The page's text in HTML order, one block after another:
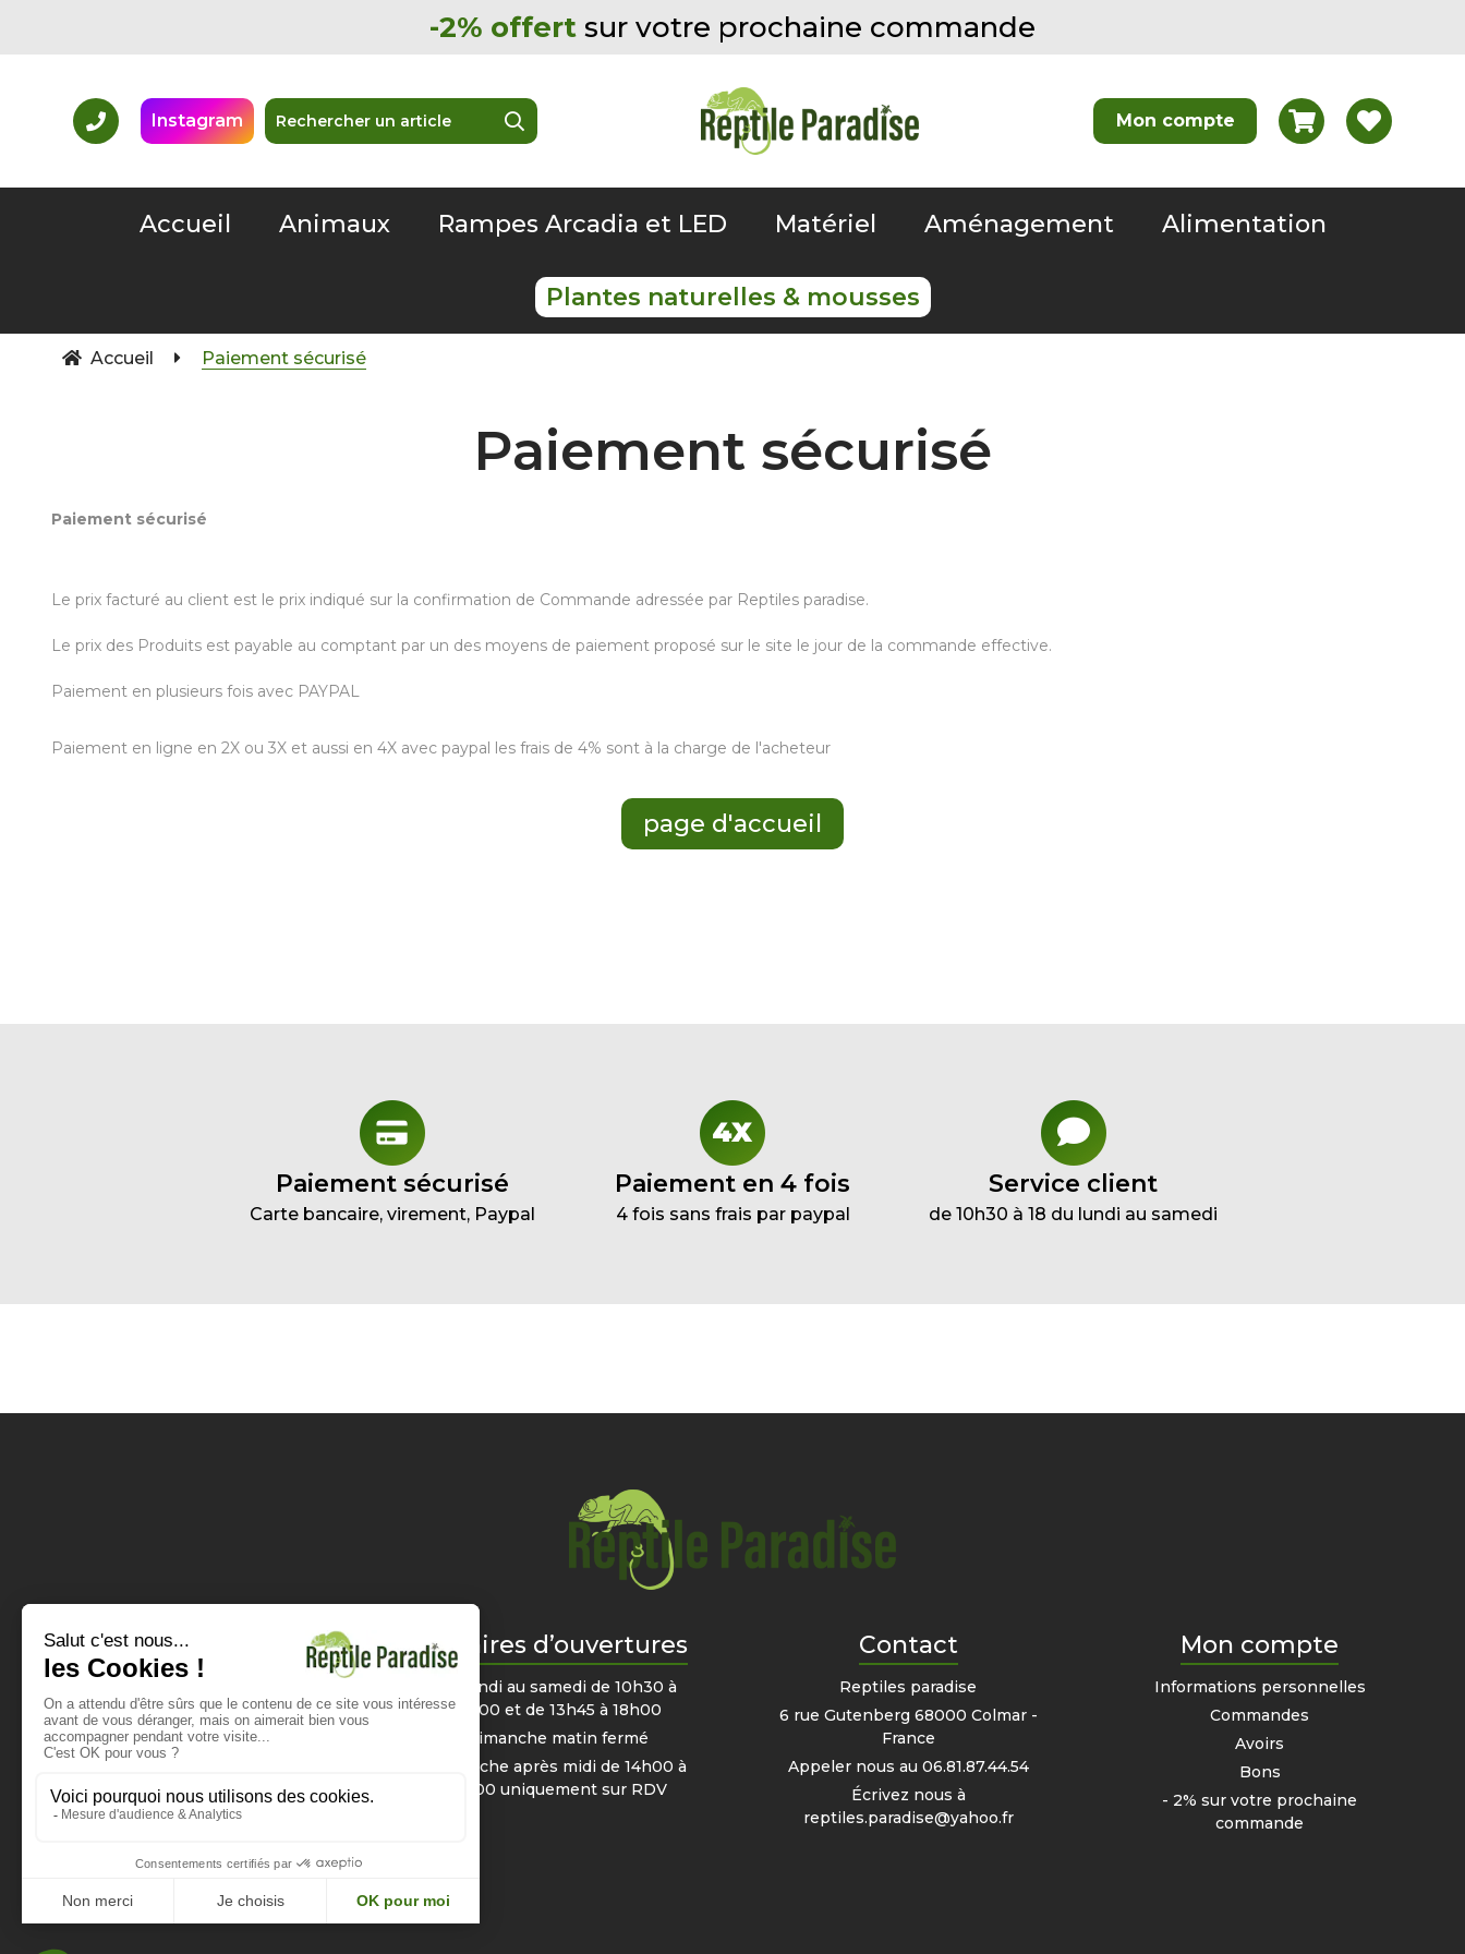
Instagram
Accueil Animaux Rampes Arcadia et LED Matériel Aménagement Alimentation
Plantes naturelles & mousses
Accueil Paiement sécurisé
Paiement sécurisé
Paiement sécurisé
Le prix facturé au client est le prix indiqué sur la confirmation de Commande adressée par Reptiles paradise.
Le prix des Produits est payable au comptant par un des moyens de paiement proposé sur le site le jour de la commande effective.
Paiement en plusieurs fois avec PAYPAL
Paiement en ligne en 2X ou 3X et aussi en 4X avec paypal les frais de 4% sont à la charge de l'acheteur
-2% offert sur votre prochaine commande
Paiement sécurisé
Carte bancaire, virement, Paypal
Paiement en 4 fois
4 fois sans frais par paypal
Service client
de 10h30 à 18 du lundi au samedi
Informations
CGV
Politique de confidentialité
Paiement sécurisé
Instagram
Horaires d’ouvertures
Du lundi au samedi de 10h30 à
12h00 et de 13h45 à 18h00
Dimanche matin fermé
Dimanche après midi de 14h00 à
16h00 uniquement sur RDV
Contact
Reptiles paradise
6 rue Gutenberg 68000 Colmar -
France
Appeler nous au 06.81.87.44.54
Écrivez nous à
reptiles.paradise@yahoo.fr
Mon compte
Informations personnelles
Commandes
Avoirs
Bons
- 2% sur votre prochaine
commande